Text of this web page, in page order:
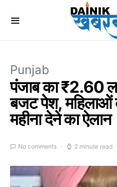
Punjab
पंजाब का ₹2.60
बजट पेश,
महीना देने का ऐलान
No comments 2 minute read